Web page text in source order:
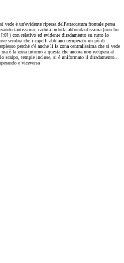
vede è un'evidente ripresa dell'attaccatura frontale persa
tantissimo, caduta indotta abbondantissima (non ho
) con relativo ed evidente diradamento su tutto lo
sembra che i capelli abbiano recuperato un pò di
perchè c'è anche lì la zona centralissima che si vede
è la zona intorno a questa che ancora non recupera al
scalpo, tempie incluse, si è uniformato il diradamento...
e viceversa